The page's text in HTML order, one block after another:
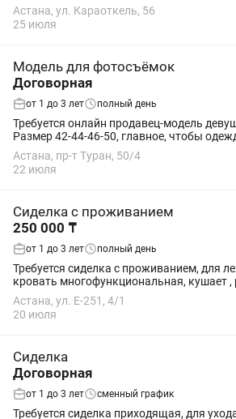
Астана, ул. Караоткель, 56
25 июля
Модель для фотосъёмок
Договорная
от 1 до 3 лет полный день
Требуется онлайн продавец-модель
Размер 42-44-46-50, главное, чтобы
гармоничные пропорции. Обязанности: Примерять одежду на
себе, манекене, Снимать на...
Астана, пр-т Туран, 50/4
22 июля
Сиделка с проживанием
250 000 ₸
от 1 до 3 лет полный день
Требуется сиделка с проживанием, для
кровать многофункциональная, кушает ,
понимает.
Астана, ул. Е-251, 4/1
20 июля
Сиделка
Договорная
от 1 до 3 лет сменный график
Требуется сиделка приходящая, для